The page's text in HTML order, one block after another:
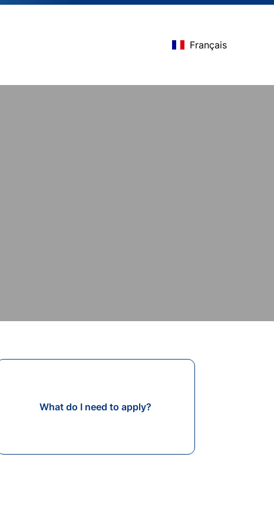
Français
What do I need to apply?